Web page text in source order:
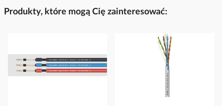
Produkty, które mogą Cię zainteresować: